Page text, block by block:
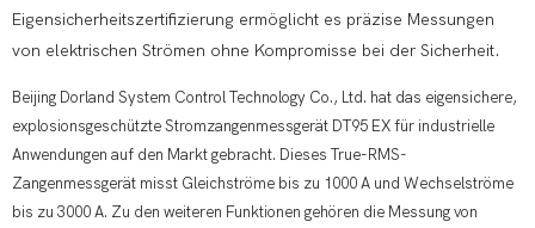
Eigensicherheitszertifizierung ermöglicht es präzise Messungen
von elektrischen Strömen ohne Kompromisse bei der Sicherheit.
Beijing Dorland System Control Technology Co., Ltd. hat das eigensichere,
explosionsgeschützte Stromzangenmessgerät DT95 EX für industrielle
Anwendungen auf den Markt gebracht. Dieses True-RMS-
Zangenmessgerät misst Gleichströme bis zu 1000 A und Wechselströme
bis zu 3000 A. Zu den weiteren Funktionen gehören die Messung von